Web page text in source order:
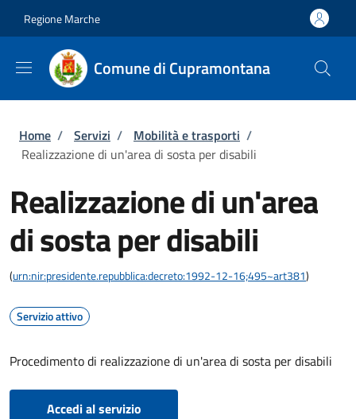
Regione Marche
Comune di Cupramontana
Briciole di pane
Home / Servizi / Mobilità e trasporti /
Realizzazione di un'area di sosta per disabili
Realizzazione di un'area
di sosta per disabili
(urn:nir:presidente.repubblica:decreto:1992-12-16;495~art381)
Servizio attivo
Procedimento di realizzazione di un'area di sosta per disabili
Accedi al servizio